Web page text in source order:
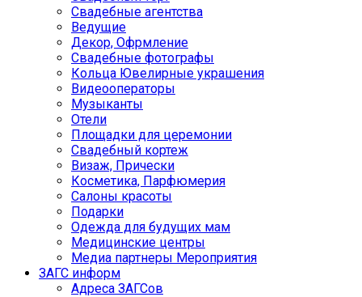
Свадебные агентства
Ведущие
Декор, Офрмление
Свадебные фотографы
Кольца Ювелирные украшения
Видеооператоры
Музыканты
Отели
Площадки для церемонии
Свадебный кортеж
Визаж, Прически
Косметика, Парфюмерия
Салоны красоты
Подарки
Одежда для будущих мам
Медицинские центры
Медиа партнеры Мероприятия
ЗАГС информ
Адреса ЗАГСов